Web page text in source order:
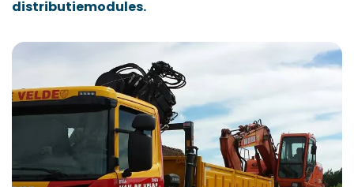
distributiemodules. ​